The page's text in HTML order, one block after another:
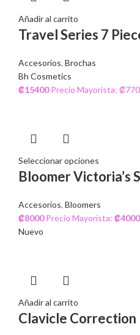
Añadir al carrito
Travel Series 7
Accesorios, Brochas
Bh Cosmetics
₡15400 Precio Mayorista:
Seleccionar opciones
Bloomer Victoria’s
Accesorios, Bloomers
₡8000 Precio Mayorista: ₡4000
Nuevo
Añadir al carrito
Clavicle